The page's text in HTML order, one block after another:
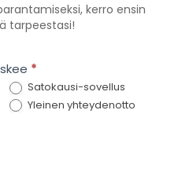
kerro ensin
tarpeestasi!
*
Satokausi-sovellus
Yleinen yhteydenotto